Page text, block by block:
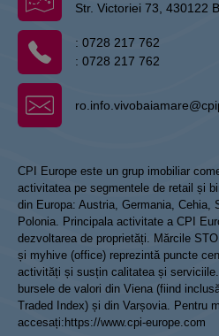
Str. Victoriei 73, 430122
: 0728 217 762
: 0728 217 762
CPI Europe este un grup imobiliar
activitatea pe segmentele de retail și
din Europa: Austria, Germania, Cehia,
Polonia. Principala activitate a CPI
dezvoltarea de proprietăți. Mărcile
și myhive (office) reprezintă puncte
activități și susțin calitatea și
bursele de valori din Viena (fiind
Traded Index) și din Varșovia. Pentru
accesați: https://www.cpi-europe.com